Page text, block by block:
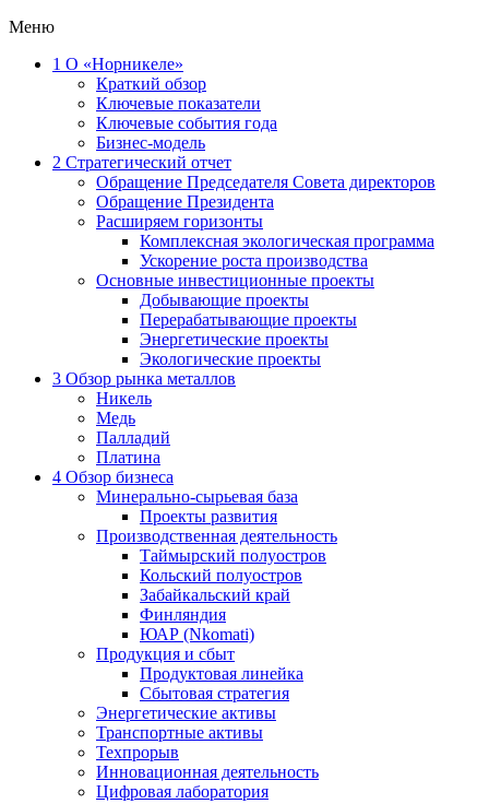
Меню
1 О «Норникеле»
Краткий обзор
Ключевые показатели
Ключевые события года
Бизнес-модель
2 Стратегический отчет
Обращение Председателя Совета директоров
Обращение Президента
Расширяем горизонты
Комплексная экологическая программа
Ускорение роста производства
Основные инвестиционные проекты
Добывающие проекты
Перерабатывающие проекты
Энергетические проекты
Экологические проекты
3 Обзор рынка металлов
Никель
Медь
Палладий
Платина
4 Обзор бизнеса
Минерально-сырьевая база
Проекты развития
Производственная деятельность
Таймырский полуостров
Кольский полуостров
Забайкальский край
Финляндия
ЮАР (Nkomati)
Продукция и сбыт
Продуктовая линейка
Сбытовая стратегия
Энергетические активы
Транспортные активы
Техпрорыв
Инновационная деятельность
Цифровая лаборатория